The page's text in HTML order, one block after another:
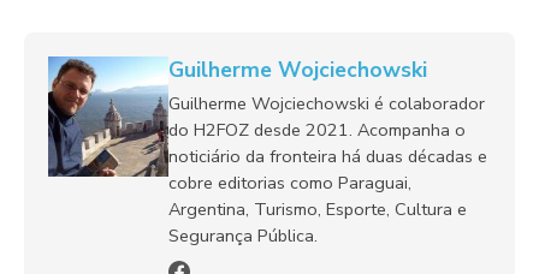
Guilherme Wojciechowski
Guilherme Wojciechowski é colaborador
do H2FOZ desde 2021. Acompanha o
noticiário da fronteira há duas décadas e
cobre editorias como Paraguai,
Argentina, Turismo, Esporte, Cultura e
Segurança Pública.